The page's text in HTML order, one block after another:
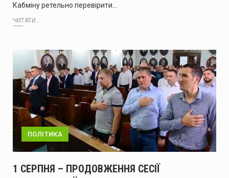
Кабміну ретельно перевірити…
ЧИТАТИ...
ПОЛІТИКА
1 СЕРПНЯ – ПРОДОВЖЕННЯ СЕСІЇ